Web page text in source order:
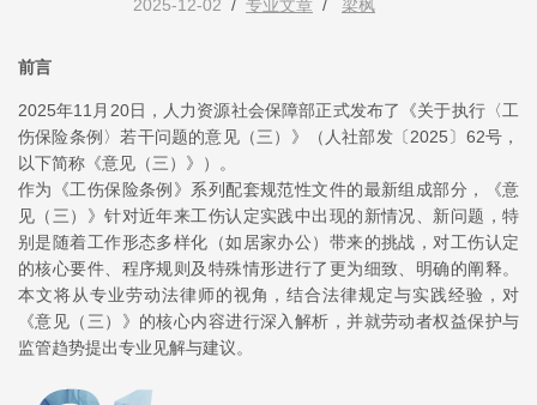
2025-12-02 / 专业文章 / 梁枫
前言
2025年11月20日，人力资源社会保障部正式发布了《关于执行〈工
伤保险条例〉若干问题的意见（三）》（人社部发〔2025〕62号，
以下简称《意见（三）》）。
作为《工伤保险条例》系列配套规范性文件的最新组成部分，《意
见（三）》针对近年来工伤认定实践中出现的新情况、新问题，特
别是随着工作形态多样化（如居家办公）带来的挑战，对工伤认定
的核心要件、程序规则及特殊情形进行了更为细致、明确的阐释。
本文将从专业劳动法律师的视角，结合法律规定与实践经验，对
《意见（三）》的核心内容进行深入解析，并就劳动者权益保护与
监管趋势提出专业见解与建议。